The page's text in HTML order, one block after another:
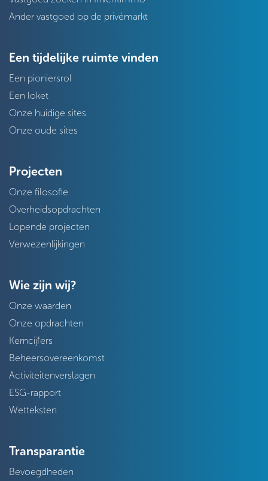
Ander vastgoed op de privémarkt
Een tijdelijke ruimte vinden
Een pioniersrol
Een loket
Onze huidige sites
Onze oude sites
Projecten
Onze filosofie
Overheidsopdrachten
Lopende projecten
Verwezenlijkingen
Wie zijn wij?
Onze waarden
Onze opdrachten
Kerncijfers
Beheersovereenkomst
Activiteitenverslagen
ESG-rapport
Wetteksten
Transparantie
Bevoegdheden